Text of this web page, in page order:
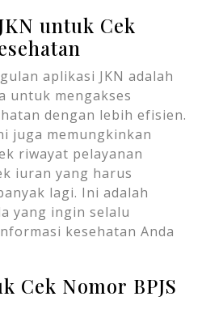
untuk Cek
aplikasi JKN adalah
untuk mengakses
dengan lebih efisien.
juga memungkinkan
riwayat pelayanan
iuran yang harus
lagi. Ini adalah
yang ingin selalu
kesehatan Anda
Cek Nomor BPJS